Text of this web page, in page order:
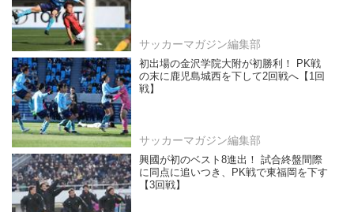
サッカーマガジン編集部
初出場の金沢学院大附が初勝利！ PK戦
の末に鹿児島城西を下して2回戦へ【1回
戦】
サッカーマガジン編集部
興國が初のベスト8進出！ 試合終盤間際
に同点に追いつき、PK戦で東福岡を下す
【3回戦】